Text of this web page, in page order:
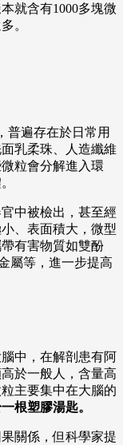
就含有1000多塊微
。
普遍存在於日常用
乳柔珠、人造纖維
粒會分解進入環
中被檢出，甚至經
、表面積大，微型
有害物質如雙酚
屬等，進一步提高
中，在解剖患有阿
於一般人，含量高
主要集中在大腦的
根塑膠湯匙。
關係，但科學家提